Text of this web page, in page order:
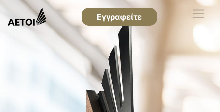
Εγγραφείτε